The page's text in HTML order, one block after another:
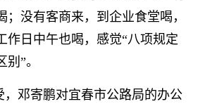
；没有客商来，到企业食堂喝，
作日中午也喝，感觉“八项规定
”。
邓寄鹏对宜春市公路局的办公